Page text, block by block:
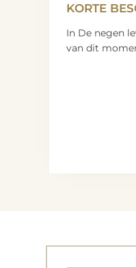
KORTE
In De negen
van dit